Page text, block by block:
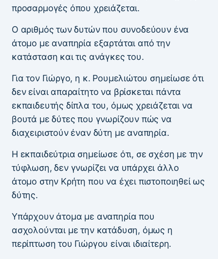
προσαρμογές όπου χρειάζεται.
Ο αριθμός των δυτών που συνοδεύουν ένα
άτομο με αναπηρία εξαρτάται από την
κατάσταση και τις ανάγκες του.
Για τον Γιώργο, η κ. Ρουμελιώτου σημείωσε ότι
δεν είναι απαραίτητο να βρίσκεται πάντα
εκπαιδευτής δίπλα του, όμως χρειάζεται να
βουτά με δύτες που γνωρίζουν πώς να
διαχειριστούν έναν δύτη με αναπηρία.
Η εκπαιδεύτρια σημείωσε ότι, σε σχέση με την
τύφλωση, δεν γνωρίζει να υπάρχει άλλο
άτομο στην Κρήτη που να έχει πιστοποιηθεί ως
δύτης.
Υπάρχουν άτομα με αναπηρία που
ασχολούνται με την κατάδυση, όμως η
περίπτωση του Γιώργου είναι ιδιαίτερη.